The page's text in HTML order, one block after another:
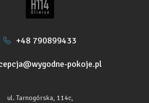
+48 790899433
pokoje.pl
ul. Tarnogórska, 114c,